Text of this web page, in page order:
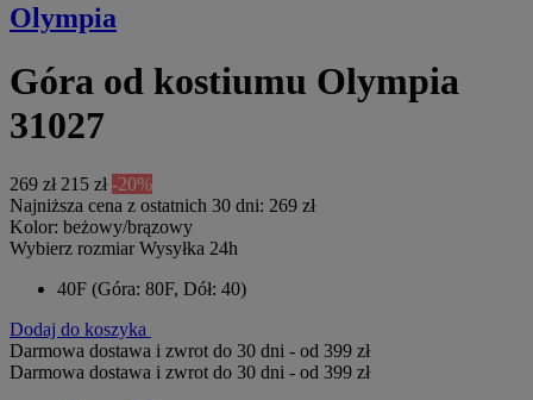
Olympia
Góra od kostiumu Olympia
31027
269 zł 215 zł -20%
Najniższa cena z ostatnich 30 dni: 269 zł
Kolor: beżowy/brązowy
Wybierz rozmiar Wysyłka 24h
40F (Góra: 80F, Dół: 40)
Dodaj do koszyka
Darmowa dostawa i zwrot do 30 dni - od 399 zł
Darmowa dostawa i zwrot do 30 dni - od 399 zł